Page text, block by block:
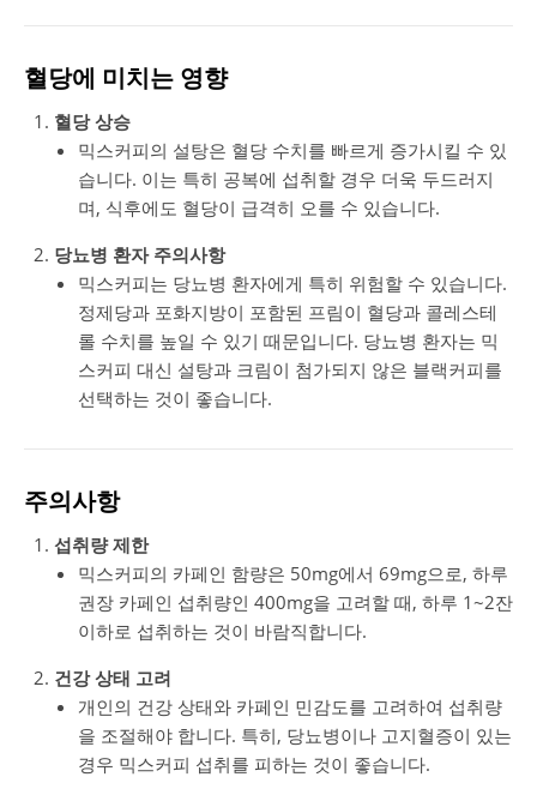
혈당에 미치는 영향
혈당 상승
믹스커피의 설탕은 혈당 수치를 빠르게 증가시킬 수 있
습니다. 이는 특히 공복에 섭취할 경우 더욱 두드러지
며, 식후에도 혈당이 급격히 오를 수 있습니다​.
당뇨병 환자 주의사항
믹스커피는 당뇨병 환자에게 특히 위험할 수 있습니다.
정제당과 포화지방이 포함된 프림이 혈당과 콜레스테
롤 수치를 높일 수 있기 때문입니다. 당뇨병 환자는 믹
스커피 대신 설탕과 크림이 첨가되지 않은 블랙커피를
선택하는 것이 좋습니다​.
주의사항
섭취량 제한
믹스커피의 카페인 함량은 50mg에서 69mg으로, 하루
권장 카페인 섭취량인 400mg을 고려할 때, 하루 1~2잔
이하로 섭취하는 것이 바람직합니다.
건강 상태 고려
개인의 건강 상태와 카페인 민감도를 고려하여 섭취량
을 조절해야 합니다. 특히, 당뇨병이나 고지혈증이 있는
경우 믹스커피 섭취를 피하는 것이 좋습니다​.